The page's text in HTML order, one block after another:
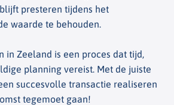
presteren tijdens het
waarde te behouden.
in Zeeland is een proces dat tijd,
planning vereist. Met de juiste
succesvolle transactie realiseren
tegemoet gaan!